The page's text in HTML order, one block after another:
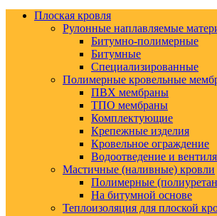
Плоская кровля
Рулонные наплавляемые
Битумно-полимерные
Битумные
Специализированные
Полимерные кровельные
ПВХ мембраны
ТПО мембраны
Комплектующие
Крепежные изделия
Кровельное ограждение
Водоотведение и
Мастичные (наливные) кровли
Полимерные
На битумной основе
Теплоизоляция для плоской